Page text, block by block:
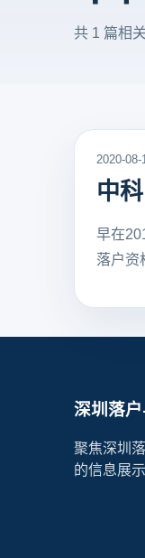
共 1 篇相
2020-
中
早在
落户资
深圳落
聚焦深圳
的信息展